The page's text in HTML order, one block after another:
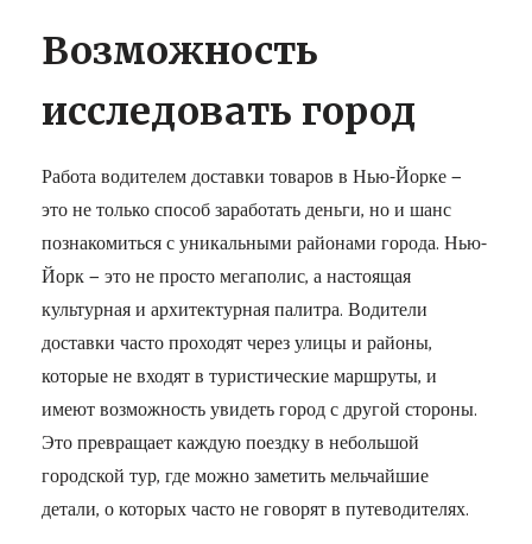
Возможность
исследовать город
Работа водителем доставки товаров в Нью-Йорке —
это не только способ заработать деньги, но и шанс
познакомиться с уникальными районами города. Нью-
Йорк — это не просто мегаполис, а настоящая
культурная и архитектурная палитра. Водители
доставки часто проходят через улицы и районы,
которые не входят в туристические маршруты, и
имеют возможность увидеть город с другой стороны.
Это превращает каждую поездку в небольшой
городской тур, где можно заметить мельчайшие
детали, о которых часто не говорят в путеводителях.